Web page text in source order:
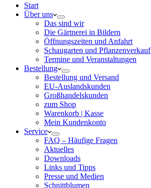
Start
Über uns
Das sind wir
Die Gärtnerei in Bildern
Öffnungszeiten und Anfahrt
Schaugarten und Pflanzenverkauf
Termine und Veranstaltungen
Bestellung
Bestellung und Versand
EU-Auslandskunden
Großhandelskunden
zum Shop
Warenkorb | Kasse
Mein Kundenkonto
Service
FAQ – Häufige Fragen
Aktuelles
Downloads
Links und Tipps
Presse und Medien
Schnittblumen